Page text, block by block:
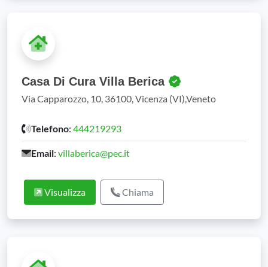
Casa Di Cura Villa Berica
Via Capparozzo, 10, 36100, Vicenza (VI),Veneto
Telefono: 444219293
Email: villaberica@pec.it
Visualizza Chiama